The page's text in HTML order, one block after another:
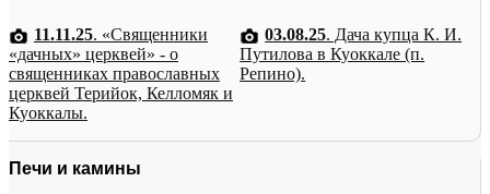
11.11.25. «Священники
«дачных» церквей» - о
священниках православных
церквей Терийок, Келломяк и
Куоккалы.
03.08.25. Дача купца К. И.
Путилова в Куоккале (п.
Репино).
Печи и камины